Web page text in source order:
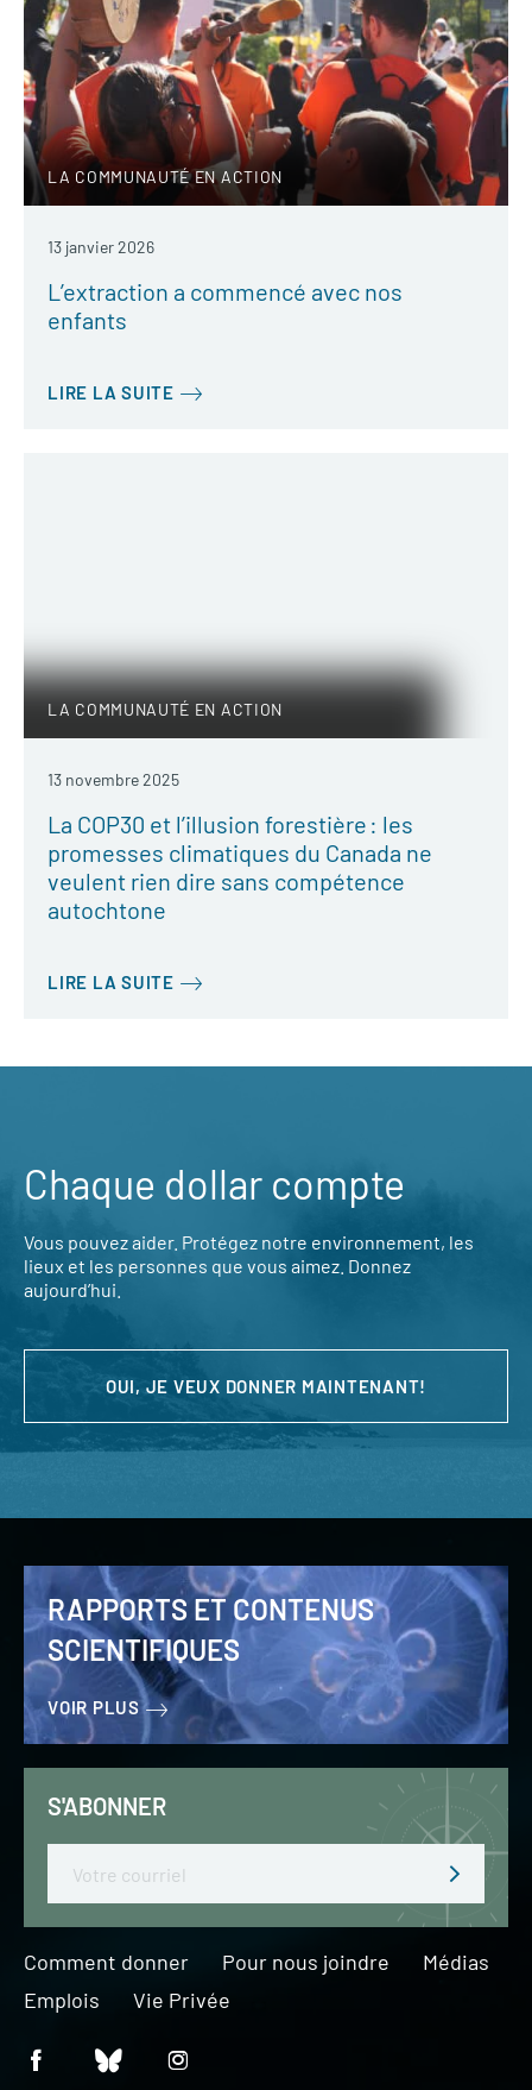
LA COMMUNAUTÉ EN ACTION
13 janvier 2026
L’extraction a commencé avec nos
enfants
LIRE LA SUITE
LA COMMUNAUTÉ EN ACTION
13 novembre 2025
La COP30 et l’illusion forestière : les
promesses climatiques du Canada ne
veulent rien dire sans compétence
autochtone
LIRE LA SUITE
Chaque dollar compte
Vous pouvez aider. Protégez notre environnement, les
lieux et les personnes que vous aimez. Donnez
aujourd’hui.
OUI, JE VEUX DONNER MAINTENANT!
RAPPORTS ET CONTENUS
SCIENTIFIQUES
VOIR PLUS
S'ABONNER
Comment donner Pour nous joindre
Médias
Emplois
Vie Privée